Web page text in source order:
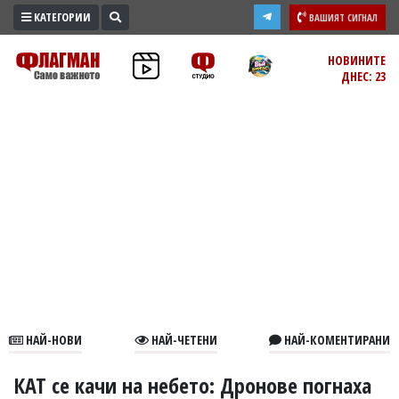
ПРОМО
ЗОНА
В
КАТЕГОРИИ ВАШИЯТ СИГНАЛ
НОВИНИТЕ
ДНЕС: 23
НАЙ-НОВИ НАЙ-ЧЕТЕНИ НАЙ-КОМЕНТИРАНИ
КАТ се качи на небето: Дронове погнаха